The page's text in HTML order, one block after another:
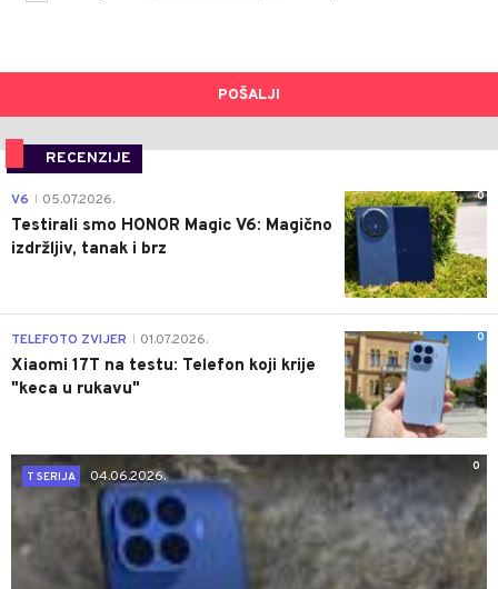
POŠALJI
RECENZIJE
0
V6 05.07.2026.
Testirali smo HONOR Magic V6: Magično
izdržljiv, tanak i brz
0
TELEFOTO ZVIJER 01.07.2026.
Xiaomi 17T na testu: Telefon koji krije
"keca u rukavu"
0
T SERIJA
04.06.2026.